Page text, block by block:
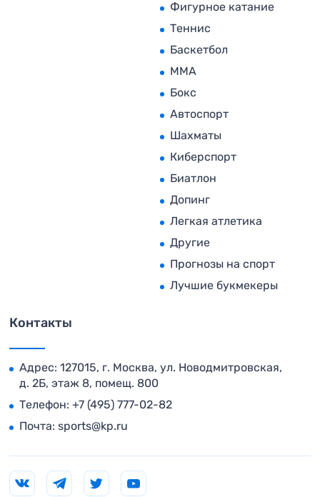
Фигурное катание
Теннис
Баскетбол
MMA
Бокс
Автоспорт
Шахматы
Киберспорт
Биатлон
Допинг
Легкая атлетика
Другие
Прогнозы на спорт
Лучшие букмекеры
Контакты
Адрес: 127015, г. Москва, ул. Новодмитровская,
д. 2Б, этаж 8, помещ. 800
Телефон: +7 (495) 777-02-82
Почта: sports@kp.ru